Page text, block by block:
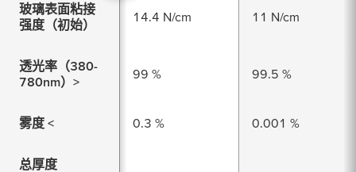
玻璃表面粘接
强度（初始）
14.4 N/cm 11 N/cm
透光率（380-
780nm）>
99 % 99.5 %
雾度 < 0.3 % 0.001 %
总厚度